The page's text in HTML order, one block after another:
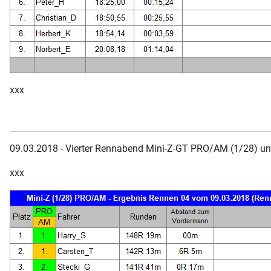
xxx
09.03.2018 - Vierter Rennabend Mini-Z-GT PRO/AM (1/28)
xxx